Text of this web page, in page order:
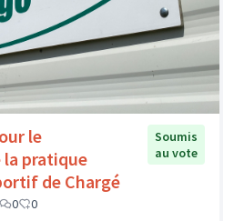
le
pratique
de Chargé
Soumis
au vote
0 0